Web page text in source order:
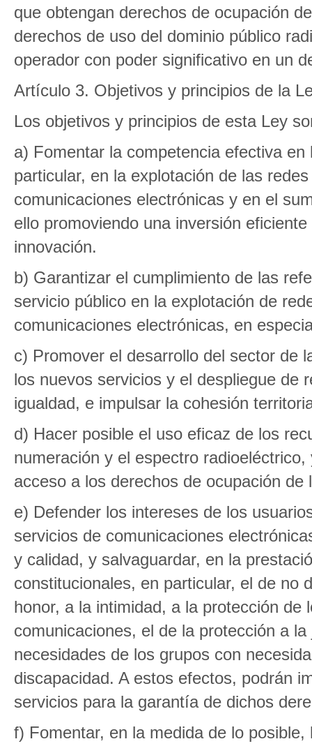
que obtengan derechos de ocupación
derechos de uso del dominio público
operador con poder significativo en un
Artículo 3. Objetivos y principios de la
Los objetivos y principios de esta Ley
a) Fomentar la competencia efectiva
particular, en la explotación de las
comunicaciones electrónicas y en el
ello promoviendo una inversión
innovación.
b) Garantizar el cumplimiento de las
servicio público en la explotación de
comunicaciones electrónicas, en
c) Promover el desarrollo del sector de
los nuevos servicios y el despliegue de
igualdad, e impulsar la cohesión
d) Hacer posible el uso eficaz de los
numeración y el espectro
acceso a los derechos de ocupación
e) Defender los intereses de los
servicios de comunicaciones
y calidad, y salvaguardar, en la
constitucionales, en particular, el de no
honor, a la intimidad, a la protección
comunicaciones, el de la protección a
necesidades de los grupos con
discapacidad. A estos efectos, podrán
servicios para la garantía de dichos
f) Fomentar, en la medida de lo